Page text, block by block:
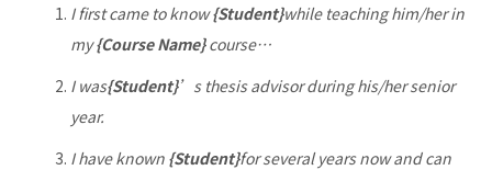
I first came to know{Student}while teaching him/her in
my{Course Name}course…
I was{Student}’s thesis advisor during his/her senior
year.
I have known {Student}for several years now and can